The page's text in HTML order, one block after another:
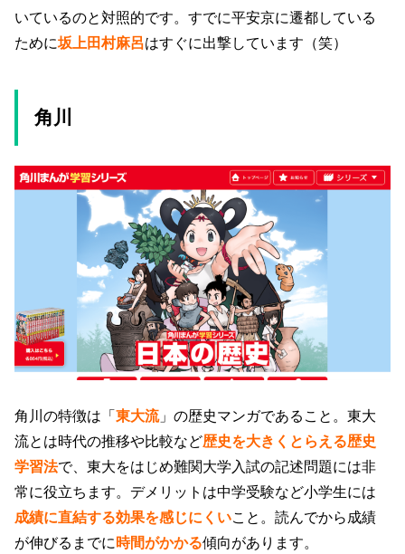
いているのと対照的です。すでに平安京に遷都している
ために坂上田村麻呂はすぐに出撃しています（笑）
角川
角川の特徴は「東大流」の歴史マンガであること。東大
流とは時代の推移や比較など歴史を大きくとらえる歴史
学習法で、東大をはじめ難関大学入試の記述問題には非
常に役立ちます。デメリットは中学受験など小学生には
成績に直結する効果を感じにくいこと。読んでから成績
が伸びるまでに時間がかかる傾向があります。